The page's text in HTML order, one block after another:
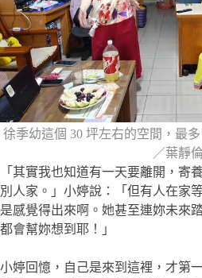
徐季幼這個 30 坪左右的空間，最
／葉靜
「其實我也知道有一天要離開，寄
別人家。」小婷說：「但有人在家
是感覺得出來啊。她甚至連妳未來
都會幫妳想到耶！」
小婷回憶，自己是來到這裡，才第